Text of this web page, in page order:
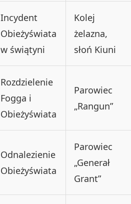
Incydent
Obieżyświata
w świątyni
Kolej
żelazna,
słoń Kiuni
Rozdzielenie
Fogga i
Obieżyświata
Parowiec
„Rangun”
Odnalezienie
Obieżyświata
Parowiec
„Generał
Grant”